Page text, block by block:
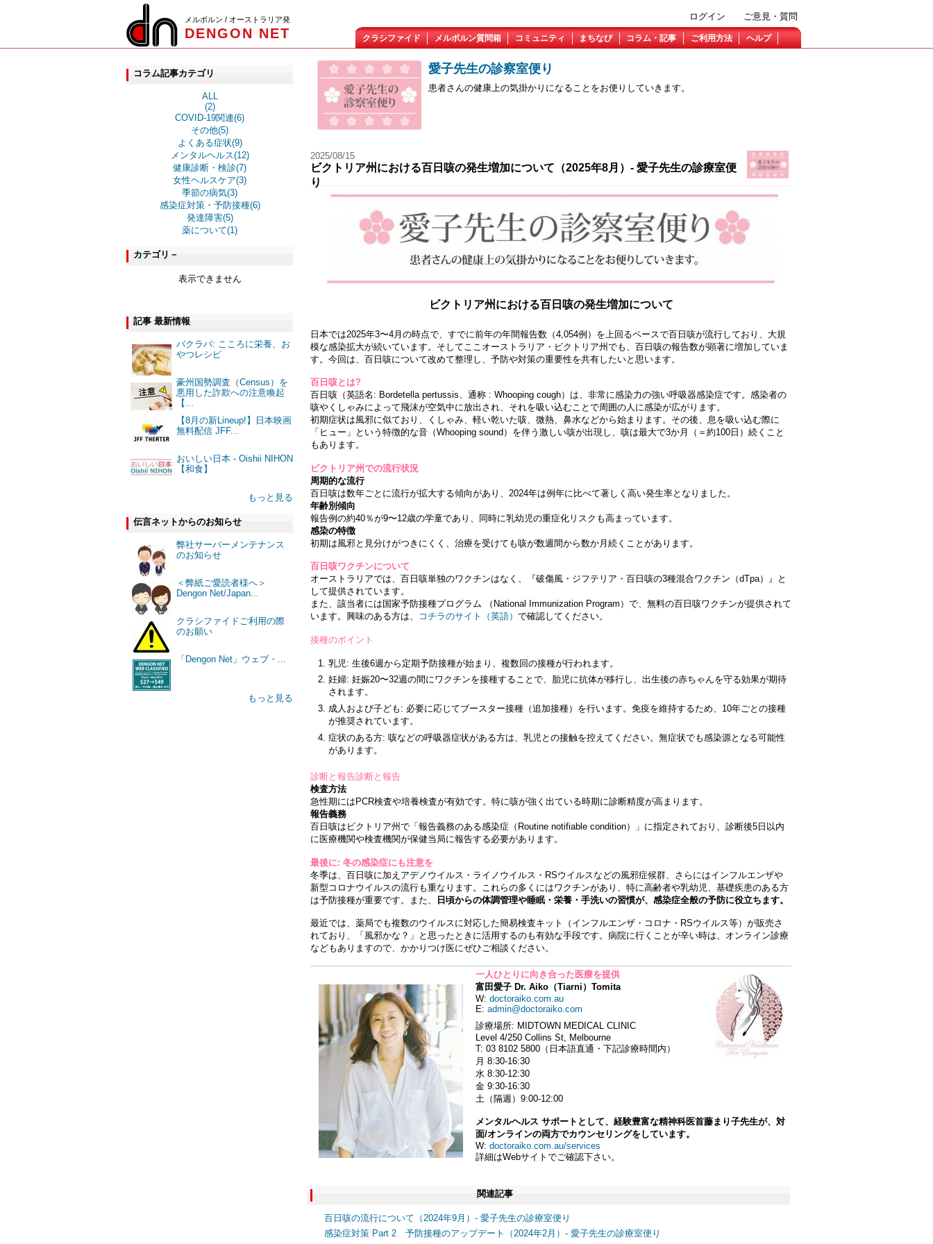
メルボルン / オーストラリア発
DENGON NET
ご意見・質問
ログイン
クラシファイド メルボルン質問箱 コミュニティ まちなび コラム・記事 ご利用方法 ヘルプ
コラム記事カテゴリ
ALL
(2)
COVID-19関連(6)
その他(5)
よくある症状(9)
メンタルヘルス(12)
健康診断・検診(7)
女性ヘルスケア(3)
季節の病気(3)
感染症対策・予防接種(6)
発達障害(5)
薬について(1)
カテゴリ－
表示できません
記事 最新情報
バクラバ: こころに栄養、お
やつレシピ
豪州国勢調査（Census）を
悪用した詐欺への注意喚起
【...
【8月の新Lineup!】日本映画
無料配信 JFF...
おいしい日本 - Oishii NIHON
【和食】
もっと見る
伝言ネットからのお知らせ
弊社サーバーメンテナンス
のお知らせ
＜弊紙ご愛読者様へ＞
Dengon Net/Japan...
クラシファイドご利用の際
のお願い
「Dengon Net」ウェブ・...
もっと見る
愛子先生の診察室便り
患者さんの健康上の気掛かりになることをお便りしていきます。
2025/08/15
ビクトリア州における百日咳の発生増加について（2025年8月）- 愛子先生の診療室便
り
ビクトリア州における百日咳の発生増加について
日本では2025年3〜4月の時点で、すでに前年の年間報告数（4,054例）を上回るペースで百日咳が流行しており、大規
模な感染拡大が続いています。そしてここオーストラリア・ビクトリア州でも、百日咳の報告数が顕著に増加していま
す。今回は、百日咳について改めて整理し、予防や対策の重要性を共有したいと思います。
百日咳とは?
百日咳（英語名: Bordetella pertussis、通称 : Whooping cough）は、非常に感染力の強い呼吸器感染症です。感染者の
咳やくしゃみによって飛沫が空気中に放出され、それを吸い込むことで周囲の人に感染が広がります。
初期症状は風邪に似ており、くしゃみ、軽い乾いた咳、微熱、鼻水などから始まります。その後、息を吸い込む際に
「ヒュー」という特徴的な音（Whooping sound）を伴う激しい咳が出現し、咳は最大で3か月（＝約100日）続くこと
もあります。
ビクトリア州での流行状況
周期的な流行
百日咳は数年ごとに流行が拡大する傾向があり、2024年は例年に比べて著しく高い発生率となりました。
年齢別傾向
報告例の約40％が9〜12歳の学童であり、同時に乳幼児の重症化リスクも高まっています。
感染の特徴
初期は風邪と見分けがつきにくく、治療を受けても咳が数週間から数か月続くことがあります。
百日咳ワクチンについて
オーストラリアでは、百日咳単独のワクチンはなく、『破傷風・ジフテリア・百日咳の3種混合ワクチン（dTpa）』と
して提供されています。
また、該当者には国家予防接種プログラム （National Immunization Program）で、無料の百日咳ワクチンが提供されて
います。興味のある方は、
コチラのサイト（英語） で確認してください。
接種のポイント
乳児: 生後6週から定期予防接種が始まり、複数回の接種が行われます。
妊婦: 妊娠20〜32週の間にワクチンを接種することで、胎児に抗体が移行し、出生後の赤ちゃんを守る効果が期待
されます。
成人および子ども: 必要に応じてブースター接種（追加接種）を行います。免疫を維持するため、10年ごとの接種
が推奨されています。
症状のある方: 咳などの呼吸器症状がある方は、乳児との接触を控えてください。無症状でも感染源となる可能性
があります。
診断と報告診断と報告
検査方法
急性期にはPCR検査や培養検査が有効です。特に咳が強く出ている時期に診断精度が高まります。
報告義務
百日咳はビクトリア州で「報告義務のある感染症（Routine notifiable condition）」に指定されており、診断後5日以内
に医療機関や検査機関が保健当局に報告する必要があります。
最後に: 冬の感染症にも注意を
冬季は、百日咳に加えアデノウイルス・ライノウイルス・RSウイルスなどの風邪症候群、さらにはインフルエンザや
新型コロナウイルスの流行も重なります。これらの多くにはワクチンがあり、特に高齢者や乳幼児、基礎疾患のある方
は予防接種が重要です。また、
日頃からの体調管理や睡眠・栄養・手洗いの習慣が、感染症全般の予防に役立ちます。
最近では、薬局でも複数のウイルスに対応した簡易検査キット（インフルエンザ・コロナ・RSウイルス等）が販売さ
れており、「風邪かな？」と思ったときに活用するのも有効な手段です。病院に行くことが辛い時は、オンライン診療
などもありますので、かかりつけ医にぜひご相談ください。
一人ひとりに向き合った医療を提供
富田愛子 Dr. Aiko（Tiarni）Tomita
W: doctoraiko.com.au
E: admin@doctoraiko.com
診療場所: MIDTOWN MEDICAL CLINIC
Level 4/250 Collins St, Melbourne
T: 03 8102 5800（日本語直通・下記診療時間内）
月 8:30-16:30
水 8:30-12:30
金 9:30-16:30
土（隔週）9:00-12:00
メンタルヘルス サポートとして、経験豊富な精神科医首藤まり子先生が、対
面/オンラインの両方でカウンセリングをしています。
W: doctoraiko.com.au/services
詳細はWebサイトでご確認下さい。
関連記事
百日咳の流行について（2024年9月）- 愛子先生の診療室便り
感染症対策 Part 2 予防接種のアップデート（2024年2月）- 愛子先生の診療室便り